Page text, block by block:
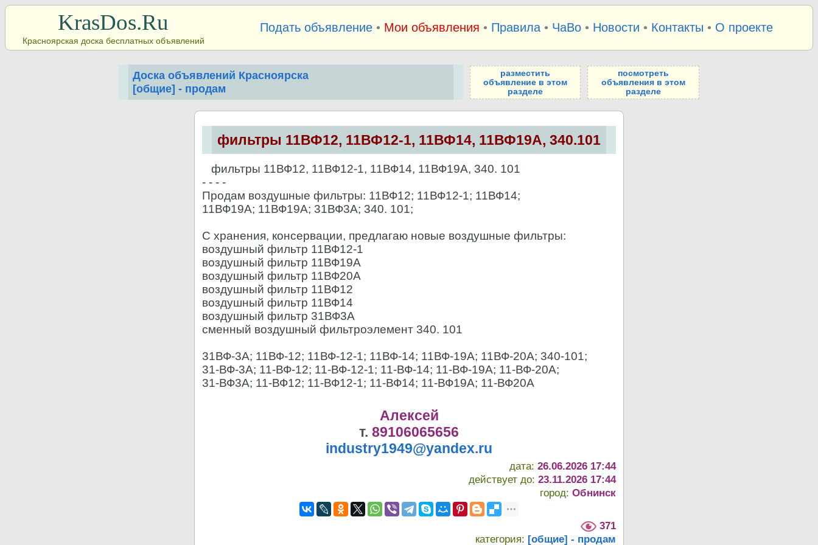
KrasDos.Ru
Красноярская доска бесплатных объявлений
Подать объявление• Мои объявления • Правила• ЧаВо• Новости • Контакты • О проекте
Доска объявлений Красноярска
[общие] - продам
разместить
объявление в этом
разделе
посмотреть
объявления в этом
разделе
фильтры 11ВФ12, 11ВФ12-1, 11ВФ14, 11ВФ19А, 340.101
фильтры 11ВФ12, 11ВФ12-1, 11ВФ14, 11ВФ19А, 340. 101
- - - -
Продам воздушные фильтры: 11ВФ12; 11ВФ12-1; 11ВФ14;
11ВФ19А; 11ВФ19А; 31ВФ3А; 340. 101;
С хранения, консервации, предлагаю новые воздушные фильтры:
воздушный фильтр 11ВФ12-1
воздушный фильтр 11ВФ19А
воздушный фильтр 11ВФ20А
воздушный фильтр 11ВФ12
воздушный фильтр 11ВФ14
воздушный фильтр 31ВФ3А
сменный воздушный фильтроэлемент 340. 101
31ВФ-3А; 11ВФ-12; 11ВФ-12-1; 11ВФ-14; 11ВФ-19А; 11ВФ-20А; 340-101;
31-ВФ-3А; 11-ВФ-12; 11-ВФ-12-1; 11-ВФ-14; 11-ВФ-19А; 11-ВФ-20А;
31-ВФ3А; 11-ВФ12; 11-ВФ12-1; 11-ВФ14; 11-ВФ19А; 11-ВФ20А
Алексей
т. 89106065656
industry1949@yandex.ru
дата:26.06.2026 17:44
действует до:23.11.2026 17:44
город:Обнинск
371
категория: [общие] - продам